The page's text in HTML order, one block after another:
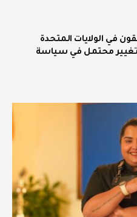
في الولايات المتحدة
محتمل في سياسة